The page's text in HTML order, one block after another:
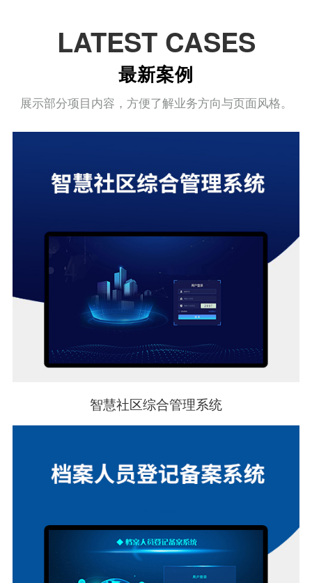
LATEST CASES
最新案例
展示部分项目内容，方便了解业务方向与页面风格。
智慧社区综合管理系统